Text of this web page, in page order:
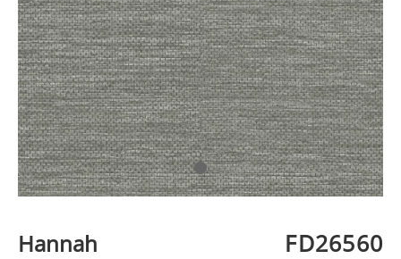
Hannah FD26560